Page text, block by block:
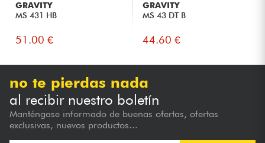
GRAVITY
MS 431 HB
51.00 €
GRAVITY
MS 43 DT B
44.60 €
no te pierdas nada
al recibir nuestro boletín
Manténgase informado de buenas ofertas, ofertas
exclusivas, nuevos productos...